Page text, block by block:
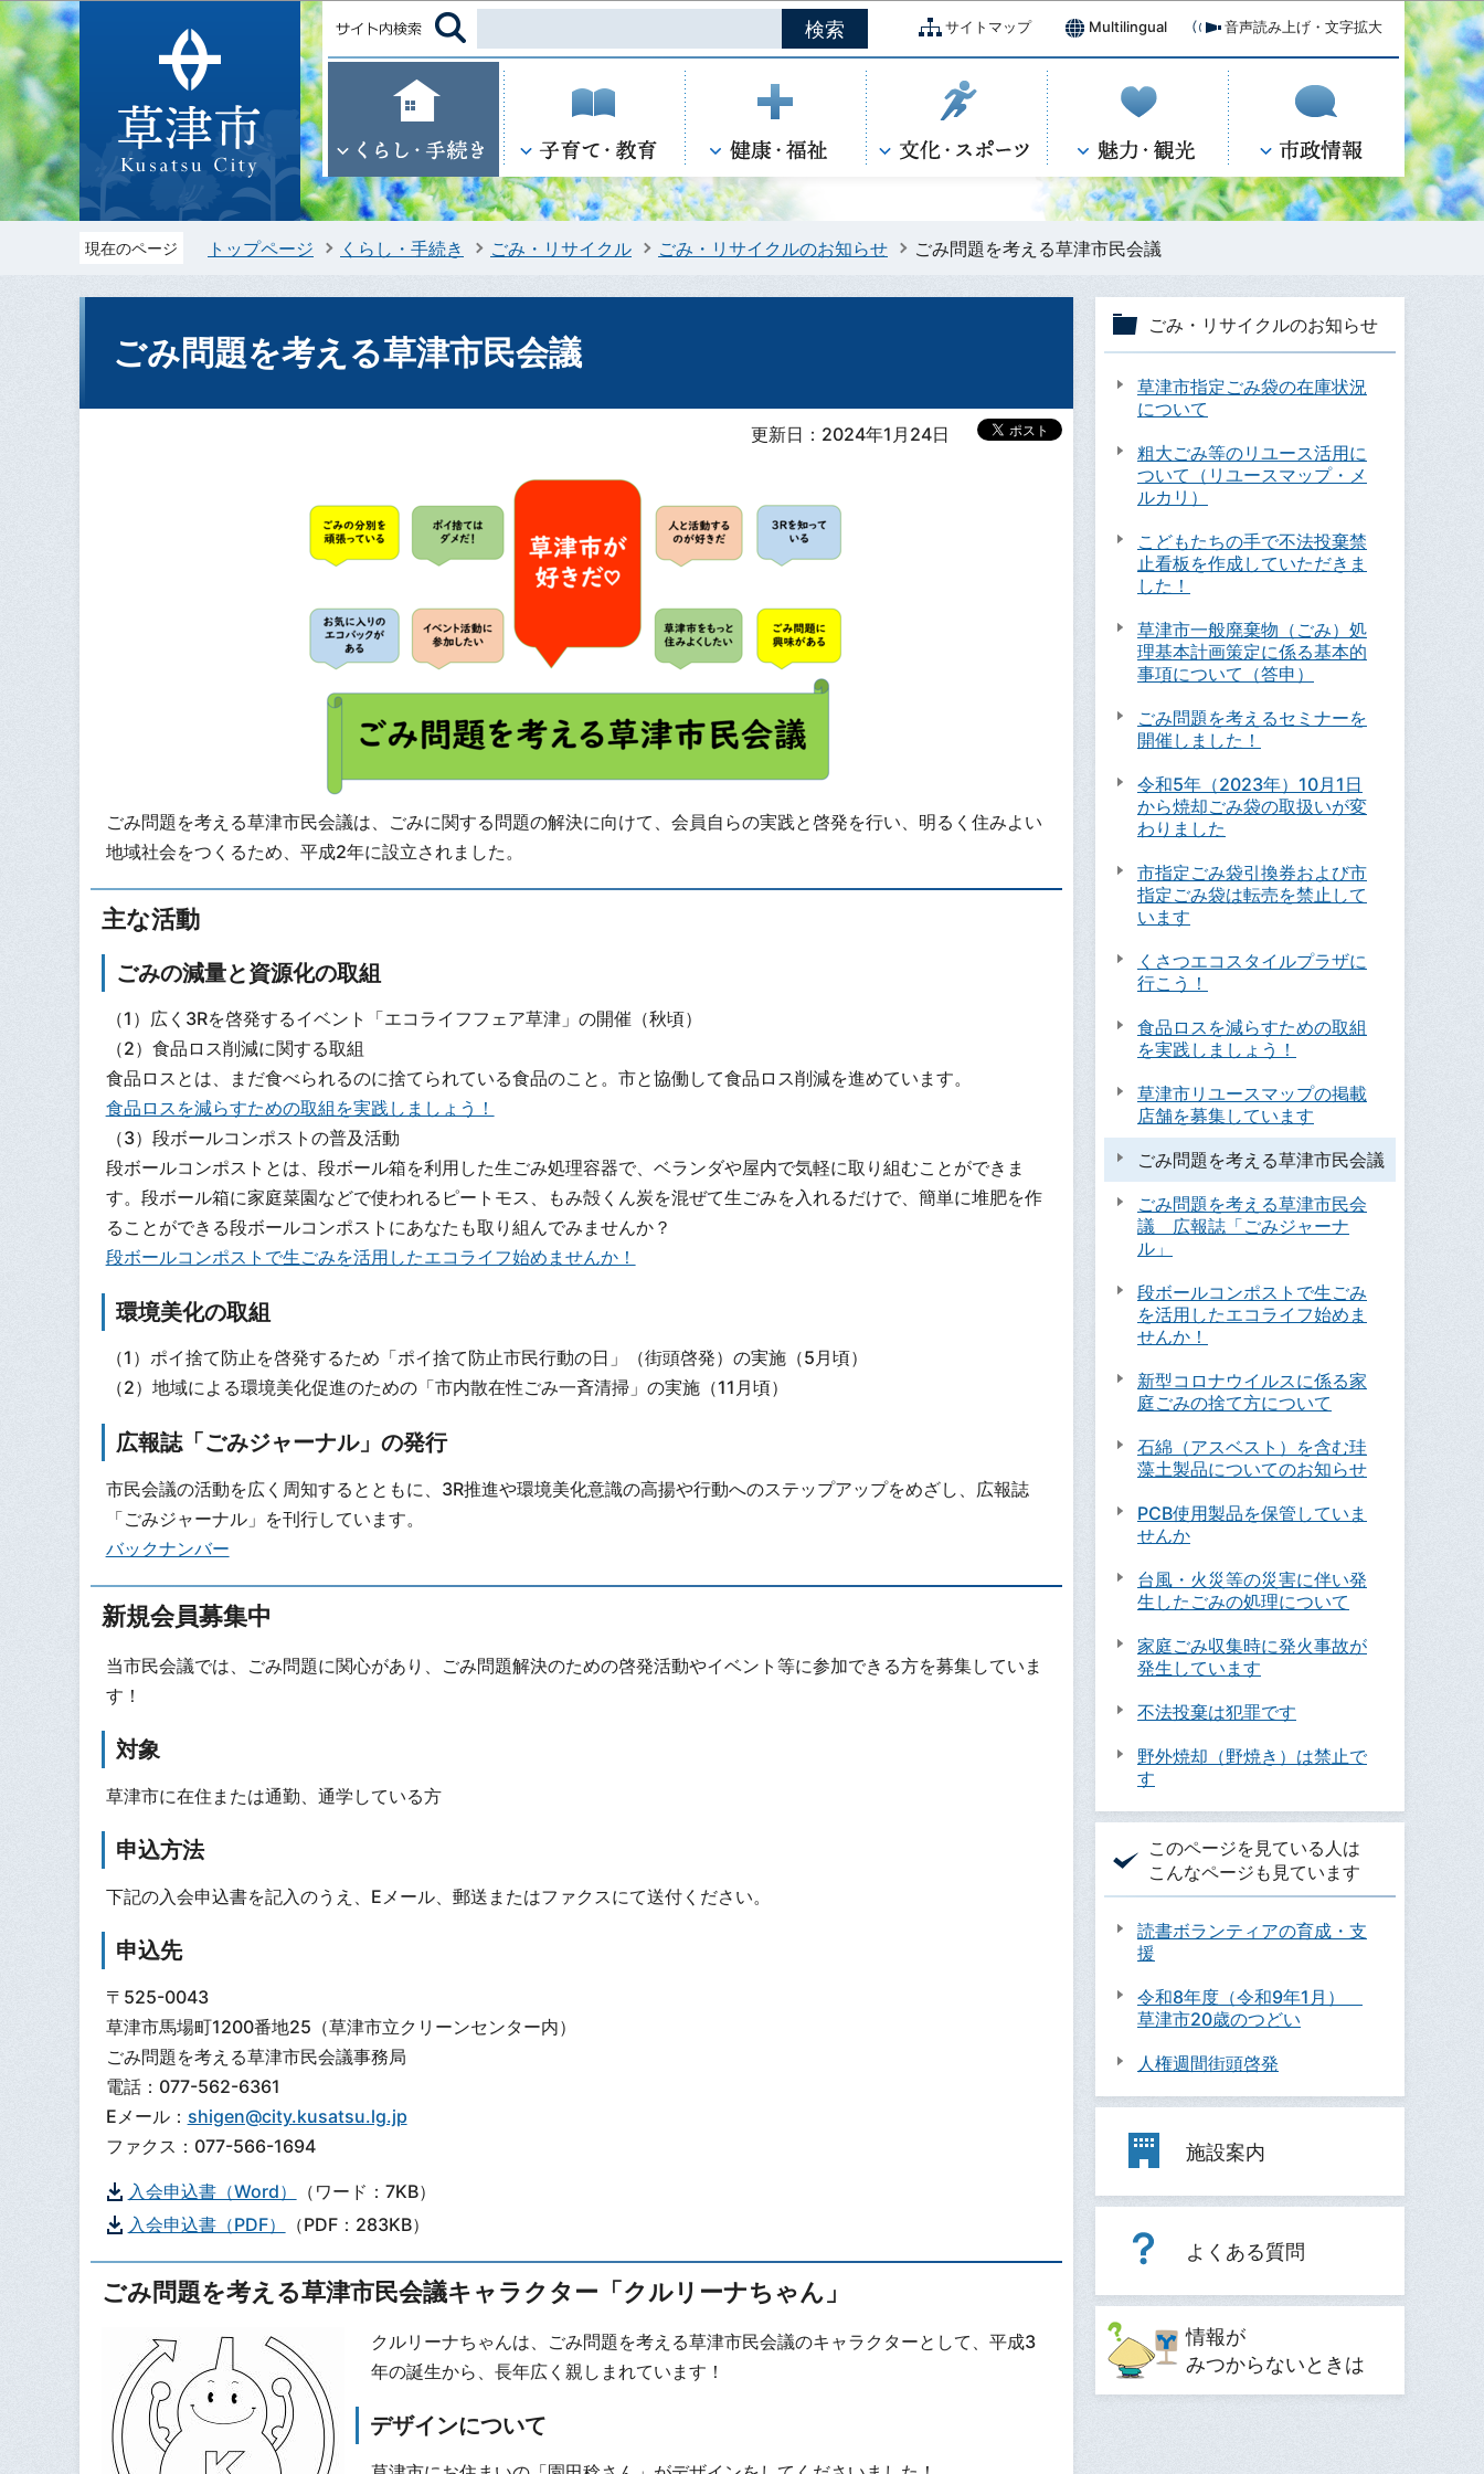
このページの本文へ移動
サイトマップ Multilingual 音声読み上げ・文字拡大
現在のページ トップページ くらし・手続き ごみ・リサイクル ごみ・リサイクルのお知らせ ごみ問題を考える草津市民会議
ごみ問題を考える草津市民会議
更新日：2024年1月24日
ごみ問題を考える草津市民会議は、ごみに関する問題の解決に向けて、会員自らの実践と啓発を行い、明るく住みよい
地域社会をつくるため、平成2年に設立されました。
主な活動
ごみの減量と資源化の取組
（1）広く3Rを啓発するイベント「エコライフフェア草津」の開催（秋頃）
（2）食品ロス削減に関する取組
食品ロスとは、まだ食べられるのに捨てられている食品のこと。市と協働して食品ロス削減を進めています。
食品ロスを減らすための取組を実践しましょう！
（3）段ボールコンポストの普及活動
段ボールコンポストとは、段ボール箱を利用した生ごみ処理容器で、ベランダや屋内で気軽に取り組むことができま
す。段ボール箱に家庭菜園などで使われるピートモス、もみ殻くん炭を混ぜて生ごみを入れるだけで、簡単に堆肥を作
ることができる段ボールコンポストにあなたも取り組んでみませんか？
段ボールコンポストで生ごみを活用したエコライフ始めませんか！
環境美化の取組
（1）ポイ捨て防止を啓発するため「ポイ捨て防止市民行動の日」（街頭啓発）の実施（5月頃）
（2）地域による環境美化促進のための「市内散在性ごみ一斉清掃」の実施（11月頃）
広報誌「ごみジャーナル」の発行
市民会議の活動を広く周知するとともに、3R推進や環境美化意識の高揚や行動へのステップアップをめざし、広報誌
「ごみジャーナル」を刊行しています。
バックナンバー
新規会員募集中
当市民会議では、ごみ問題に関心があり、ごみ問題解決のための啓発活動やイベント等に参加できる方を募集していま
す！
対象
草津市に在住または通勤、通学している方
申込方法
下記の入会申込書を記入のうえ、Eメール、郵送またはファクスにて送付ください。
申込先
〒525-0043
草津市馬場町1200番地25（草津市立クリーンセンター内）
ごみ問題を考える草津市民会議事務局
電話：077-562-6361
Eメール： shigen@city.kusatsu.lg.jp
ファクス：077-566-1694
入会申込書（Word）
（ワード：7KB）
入会申込書（PDF）
（PDF：283KB）
ごみ問題を考える草津市民会議キャラクター「クルリーナちゃん」
クルリーナちゃんは、ごみ問題を考える草津市民会議のキャラクターとして、平成3
年の誕生から、長年広く親しまれています！
デザインについて
ごみ・リサイクルのお知らせ
草津市指定ごみ袋の在庫状況
について
粗大ごみ等のリユース活用に
ついて（リユースマップ・メ
ルカリ）
こどもたちの手で不法投棄禁
止看板を作成していただきま
した！
草津市一般廃棄物（ごみ）処
理基本計画策定に係る基本的
事項について（答申）
ごみ問題を考えるセミナーを
開催しました！
令和5年（2023年）10月1日
から焼却ごみ袋の取扱いが変
わりました
市指定ごみ袋引換券および市
指定ごみ袋は転売を禁止して
います
くさつエコスタイルプラザに
行こう！
食品ロスを減らすための取組
を実践しましょう！
草津市リユースマップの掲載
店舗を募集しています
ごみ問題を考える草津市民会議
ごみ問題を考える草津市民会
議 広報誌「ごみジャーナ
ル」
段ボールコンポストで生ごみ
を活用したエコライフ始めま
せんか！
新型コロナウイルスに係る家
庭ごみの捨て方について
石綿（アスベスト）を含む珪
藻土製品についてのお知らせ
PCB使用製品を保管していま
せんか
台風・火災等の災害に伴い発
生したごみの処理について
家庭ごみ収集時に発火事故が
発生しています
不法投棄は犯罪です
野外焼却（野焼き）は禁止で
す
このページを見ている人は
こんなページも見ています
読書ボランティアの育成・支
援
令和8年度（令和9年1月）
草津市20歳のつどい
人権週間街頭啓発
施設案内
よくある質問
情報が
みつからないときは